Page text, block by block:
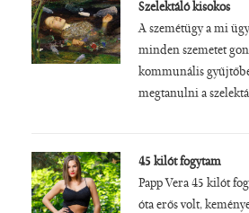
Szelektáló kisokos
A szemétügy a mi
minden szemetet
kommunális
megtanulni a
45 kilót fogytam
Papp Vera 45 kilót
óta erős volt,